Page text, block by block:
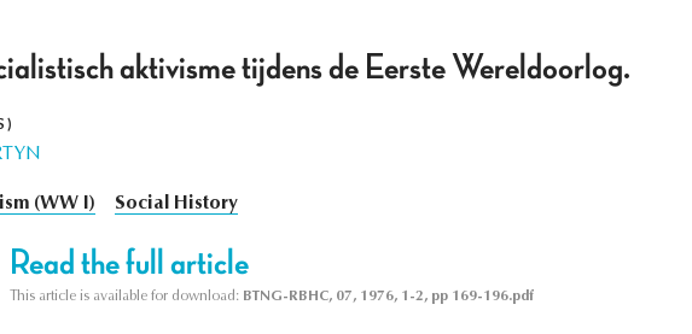
aktivisme tijdens de Eerste Wereldoorlog.
(WW I) Social History
Read the full article
This article is available for download: BTNG-RBHC, 07, 1976, 1-2, pp 169-196.pdf